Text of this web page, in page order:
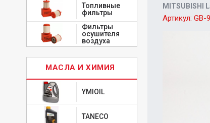
Топливные
фильтры
Фильтры
осушителя
воздуха
МАСЛА И ХИМИЯ
YMIOIL
TANECO
MITSUBISHI
Артикул: GB-